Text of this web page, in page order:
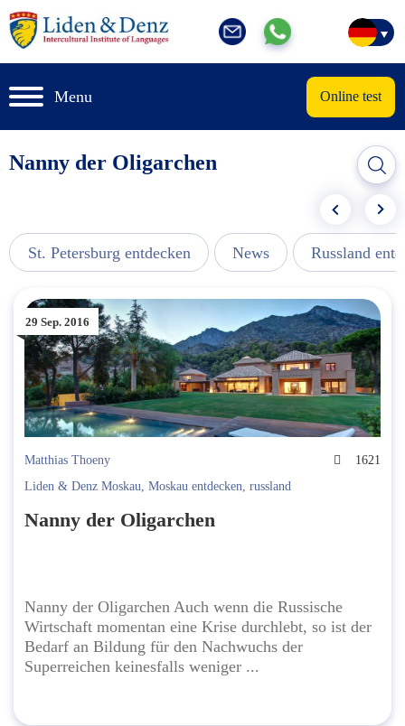
Menu Online test
Nanny der Oligarchen
St. Petersburg entdecken News Russland
29 Sep. 2016
Matthias Thoeny
1621
Liden & Denz Moskau, Moskau entdecken, russland
Nanny der Oligarchen
Nanny der Oligarchen Auch wenn die Russische
Wirtschaft momentan eine Krise durchlebt, so ist der
Bedarf an Bildung für den Nachwuchs der
Superreichen keinesfalls weniger ...